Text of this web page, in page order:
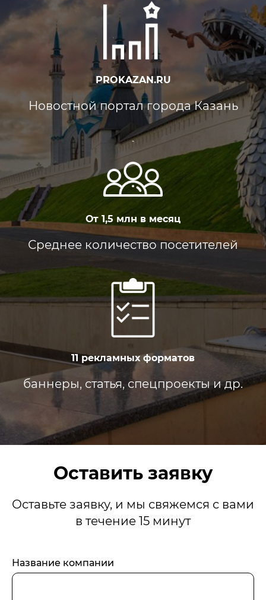
PROKAZAN.RU
Новостной портал города Казань
От 1,5 млн в месяц
Среднее количество посетителей
11 рекламных форматов
баннеры, статья, спецпроекты и др.
Оставить заявку
Оставьте заявку, и мы свяжемся с вами
в течение 15 минут
Название компании